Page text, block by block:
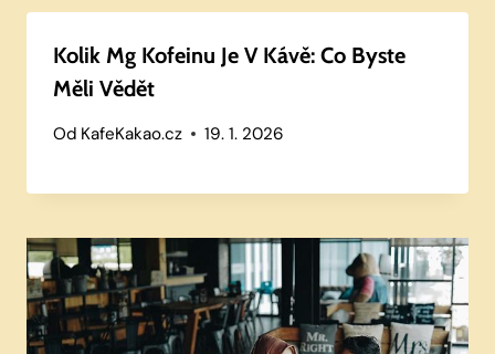
Kolik Mg Kofeinu Je V Kávě: Co Byste
Měli Vědět
Od KafeKakao.cz 19. 1. 2026